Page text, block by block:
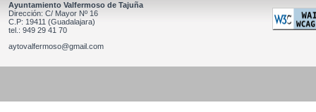
Ayuntamiento Valfermoso de Tajuña
Dirección: C/ Mayor Nº 16
C.P: 19411 (Guadalajara)
tel.: 949 29 41 70
aytovalfermoso@gmail.com